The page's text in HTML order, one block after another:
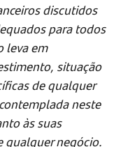
discutidos
para todos
leva em
situação
de qualquer
neste
às suas
qualquer negócio.